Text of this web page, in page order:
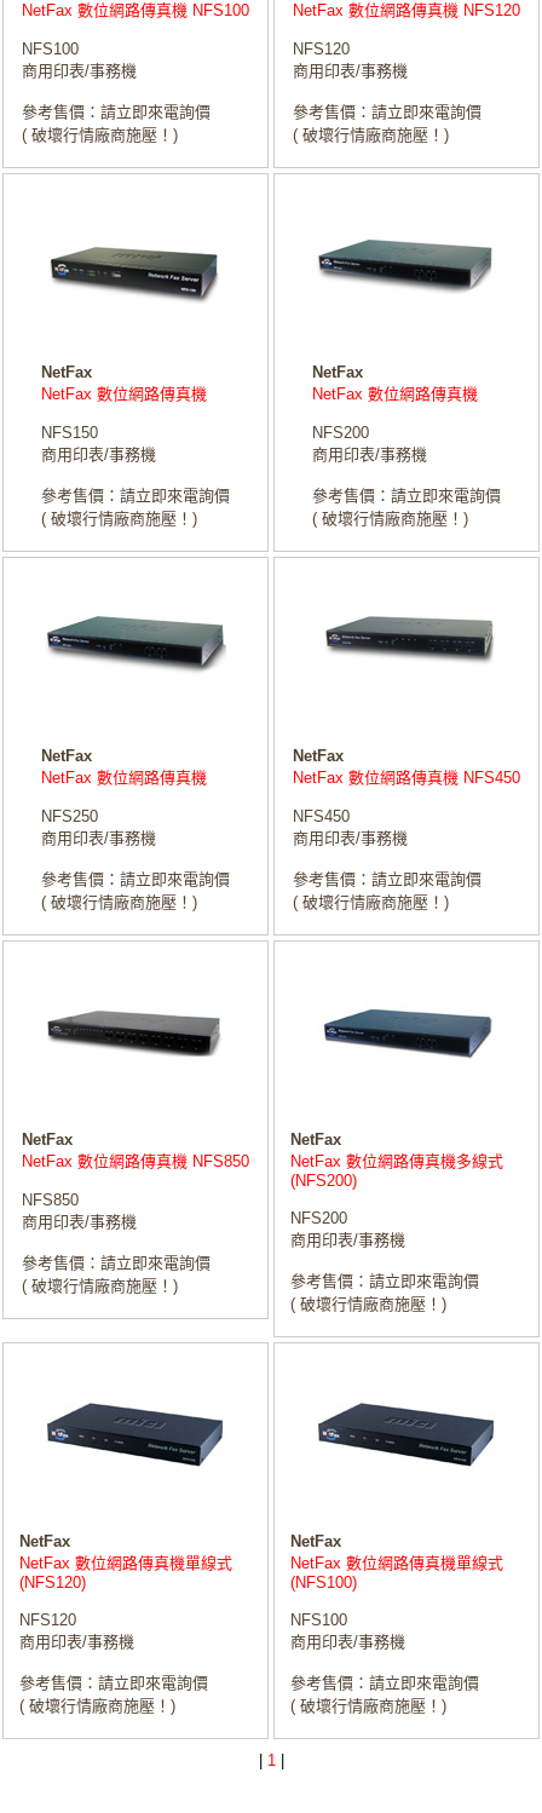
NetFax 數位網路傳真機 NFS100
NFS100
商用印表/事務機
參考售價：請立即來電詢價
( 破壞行情廠商施壓！)
NetFax 數位網路傳真機 NFS120
NFS120
商用印表/事務機
參考售價：請立即來電詢價
( 破壞行情廠商施壓！)
NetFax
NetFax 數位網路傳真機
NFS150
商用印表/事務機
參考售價：請立即來電詢價
( 破壞行情廠商施壓！)
NetFax
NetFax 數位網路傳真機
NFS200
商用印表/事務機
參考售價：請立即來電詢價
( 破壞行情廠商施壓！)
NetFax
NetFax 數位網路傳真機
NFS250
商用印表/事務機
參考售價：請立即來電詢價
( 破壞行情廠商施壓！)
NetFax
NetFax 數位網路傳真機 NFS450
NFS450
商用印表/事務機
參考售價：請立即來電詢價
( 破壞行情廠商施壓！)
NetFax
NetFax 數位網路傳真機 NFS850
NFS850
商用印表/事務機
參考售價：請立即來電詢價
( 破壞行情廠商施壓！)
NetFax
NetFax 數位網路傳真機多線式
(NFS200)
NFS200
商用印表/事務機
參考售價：請立即來電詢價
( 破壞行情廠商施壓！)
NetFax
NetFax 數位網路傳真機單線式
(NFS120)
NFS120
商用印表/事務機
參考售價：請立即來電詢價
( 破壞行情廠商施壓！)
NetFax
NetFax 數位網路傳真機單線式
(NFS100)
NFS100
商用印表/事務機
參考售價：請立即來電詢價
( 破壞行情廠商施壓！)
1|